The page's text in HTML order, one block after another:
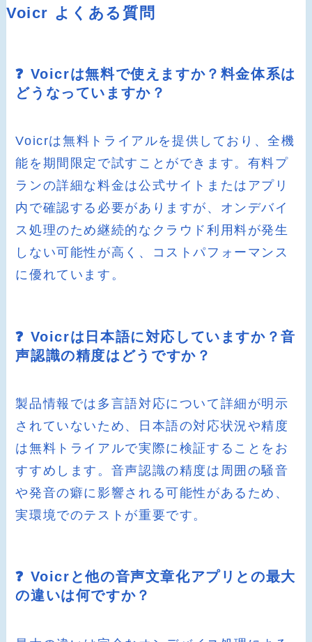
Voicr よくある質問
❓ Voicrは無料で使えますか？料金体系は
どうなっていますか？
Voicrは無料トライアルを提供しており、全機
能を期間限定で試すことができます。有料プ
ランの詳細な料金は公式サイトまたはアプリ
内で確認する必要がありますが、オンデバイ
ス処理のため継続的なクラウド利用料が発生
しない可能性が高く、コストパフォーマンス
に優れています。
❓ Voicrは日本語に対応していますか？音
声認識の精度はどうですか？
製品情報では多言語対応について詳細が明示
されていないため、日本語の対応状況や精度
は無料トライアルで実際に検証することをお
すすめします。音声認識の精度は周囲の騒音
や発音の癖に影響される可能性があるため、
実環境でのテストが重要です。
❓ Voicrと他の音声文章化アプリとの最大
の違いは何ですか？